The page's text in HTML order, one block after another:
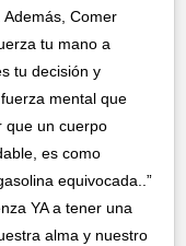
Comer
tu mano a
tu decisión y
mental que
que un cuerpo
es como
equivocada..”
YA a tener una
alma y nuestro